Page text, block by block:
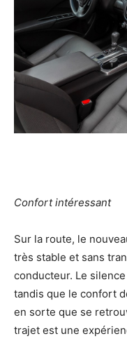
Confort intéressant
Sur la route, le
très stable et sans
conducteur. Le
tandis que le confort
en sorte que se
trajet est une